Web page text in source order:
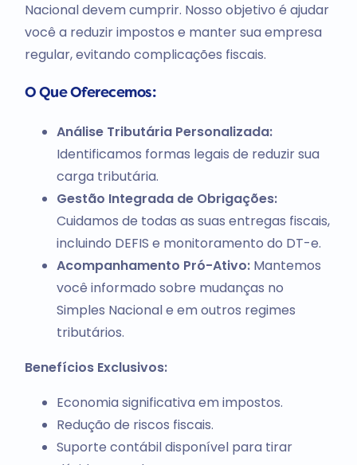
Nacional devem cumprir. Nosso objetivo é ajudar
você a reduzir impostos e manter sua empresa
regular, evitando complicações fiscais.
O Que Oferecemos:
Análise Tributária Personalizada:
Identificamos formas legais de reduzir sua
carga tributária.
Gestão Integrada de Obrigações:
Cuidamos de todas as suas entregas fiscais,
incluindo DEFIS e monitoramento do DT-e.
Acompanhamento Pró-Ativo:Mantemos
você informado sobre mudanças no
Simples Nacional e em outros regimes
tributários.
Benefícios Exclusivos:
Economia significativa em impostos.
Redução de riscos fiscais.
Suporte contábil disponível para tirar